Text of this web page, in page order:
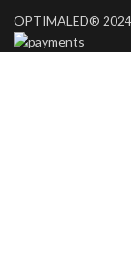
OPTIMALED® 2024